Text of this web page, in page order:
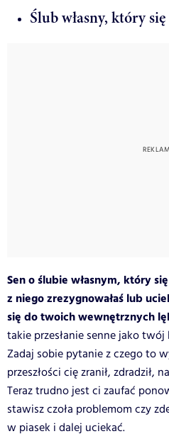
Ślub własny, który
Sen o ślubie własnym, który
z niego zrezygnowałaś lub
się do twoich wewnętrznych
takie przesłanie senne jako
Zadaj sobie pytanie z czego to
przeszłości cię zranił, zdradził,
Teraz trudno jest ci zaufać
stawisz czoła problemom czy
w piasek i dalej uciekać.